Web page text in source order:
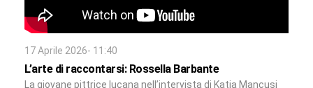
17 Aprile 2026- 11:40
L’arte di raccontarsi: Rossella Barbante
La giovane pittrice lucana nell’intervista di Katia Mancusi